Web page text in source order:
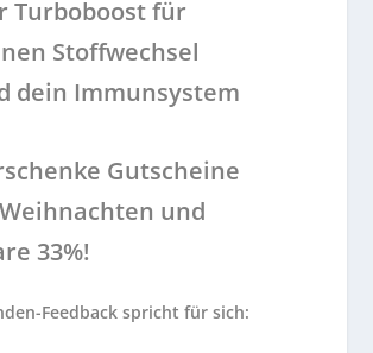
Turboboost für
Stoffwechsel
dein Immunsystem
Gutscheine
und
33%!
Feedback spricht für sich: